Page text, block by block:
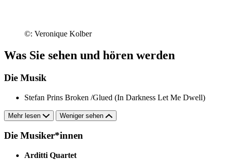
©: Veronique Kolber
Was Sie sehen und hören werden
Die Musik
Stefan Prins Broken /Glued (In Darkness Let Me Dwell)
Mehr lesen Weniger sehen
Die Musiker*innen
Arditti Quartet